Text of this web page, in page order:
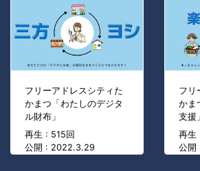
フリーアドレスシティた
かまつ「わたしのデジタ
ル財布」
再生 : 515回
公開 : 2022.3.29
フリ
かま
支援」
再生
公開